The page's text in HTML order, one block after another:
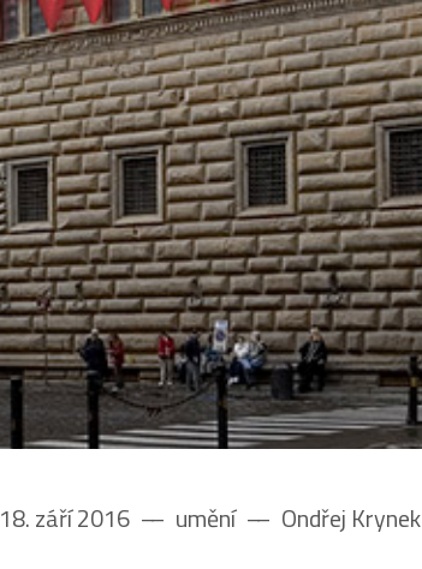
18. září 2016 –– umění –– Ondřej Krynek